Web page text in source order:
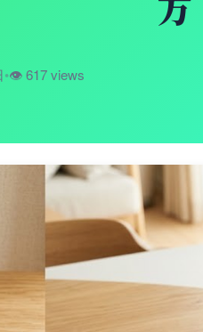
•👁️ 617 views